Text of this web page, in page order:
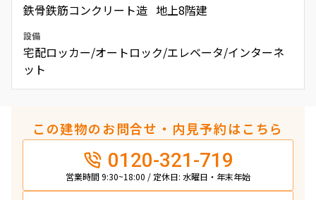
鉄骨鉄筋コンクリート造 地上8階建
設備
宅配ロッカー/オートロック/エレベータ/インターネ
ット
この建物のお問合せ・内見予約はこちら
0120-321-719
営業時間 9:30~18:00 / 定休日: 水曜日・年末年始